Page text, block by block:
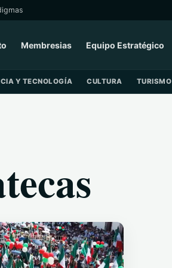
Membresias Equipo Estratégico
Y TECNOLOGÍA CULTURA TURISMO